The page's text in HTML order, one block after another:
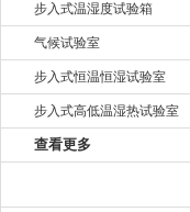
步入式温湿度试验箱
气候试验室
步入式恒温恒湿试验室
步入式高低温湿热试验室
查看更多